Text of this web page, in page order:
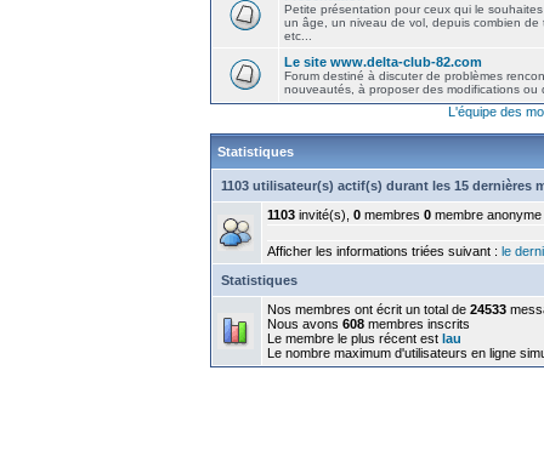
Petite présentation pour ceux qui le
un âge, un niveau de vol, depuis combien de
etc...
Le site www.delta-club-82.com
Forum destiné à discuter de problèmes
nouveautés, à proposer des modifications ou
L'équipe des
Statistiques
1103 utilisateur(s) actif(s) durant les 15 dernières
1103 invité(s), 0 membres 0 membre anonyme
Afficher les informations triées suivant : le
Statistiques
Nos membres ont écrit un total de 24533
Nous avons 608 membres inscrits
Le membre le plus récent est lau
Le nombre maximum d'utilisateurs en ligne